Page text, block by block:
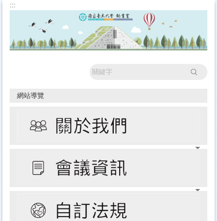
跳
內
:::
搜尋
網站導覽